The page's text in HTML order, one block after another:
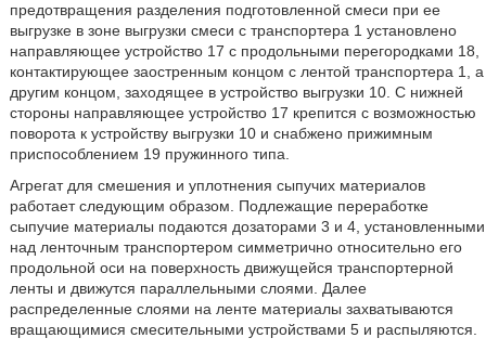
предотвращения разделения подготовленной смеси при ее
выгрузке в зоне выгрузки смеси с транспортера 1 установлено
направляющее устройство 17 с продольными перегородками 18,
контактирующее заостренным концом с лентой транспортера 1, а
другим концом, заходящее в устройство выгрузки 10. С нижней
стороны направляющее устройство 17 крепится с возможностью
поворота к устройству выгрузки 10 и снабжено прижимным
приспособлением 19 пружинного типа.
Агрегат для смешения и уплотнения сыпучих материалов
работает следующим образом. Подлежащие переработке
сыпучие материалы подаются дозаторами 3 и 4, установленными
над ленточным транспортером симметрично относительно его
продольной оси на поверхность движущейся транспортерной
ленты и движутся параллельными слоями. Далее
распределенные слоями на ленте материалы захватываются
вращающимися смесительными устройствами 5 и распыляются.